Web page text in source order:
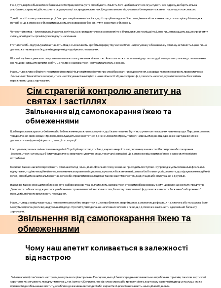
По-друге, варто обмежити себе в кількості страв, які плануєте спробувати. Замість того щоб намагатися скуштувати все одразу, виберіть кілька
улюблених страв, які дійсно хочете скуштувати, і зосередьтесь на них. Це дозволить не відчувати себе перевантаженим і насолодитися смаком.
Третій спосіб – контролювати порції. Використовуйте менші тарілки, щоб порції виглядали більшими, і намагайтеся не накладати на тарілку більше, ніж
потрібно. Це допоможе обмежити кількість споживаної їжі без відчуття жорстких обмежень.
Четвертий метод – їсти повільно. Насолоджуйтесь кожним шматочком, розмовляйте з близькими, не поспішайте. Це не лише покращить ваше сприйняття
смаку, але й дасть організму час відчути насичення.
П’ятий спосіб – підтримувати активність. Якщо є можливість, зробіть перерву під час застілля на прогулянку або невелику фізичну активність. Це не лише
допоможе переварити їжу, але і відверне від надмірного споживання.
Шостий варіант – уникати спокуси вживати алкоголь у великих кількостях. Алкоголь може посилити відчуття голоду і знижує контроль над споживанням
їжі. Якщо ви вирішите випити, робіть це помірно і намагайтеся чергувати алкоголь з водою.
Нарешті, важливо зберігати позитивний настрій. Не думайте про їжу як про спосіб розваги чи задоволення, а скоріше як про можливість провести час з
близькими. Намагайтеся зосередитися на спілкуванні та емоціях, а не на кількості з’їдених страв. Це дозволить насолоджуватися святом без зайвих
переживань щодо харчування.
Сім стратегій контролю апетиту на
святах і застіллях
Звільнення від самопокарання їжею та
обмеженнями
Щоб перестати карати себе їжею або її обмеженням, важливо зрозуміти, що їжа не повинна бути інструментом покарання чи винагороди. Першим кроком є
усвідомлення своїх емоцій і тригерів, які змушують вас звертатися до їжі в моменти стресу, тривоги чи вины. Ведення щоденника харчування може
допомогти вам ідентифікувати ці емоції та ситуації.
Наступним кроком є зміна ставлення до їжі. Спробуйте розглядати її як джерело енергії та задоволення, а не як спосіб контролю або покарання.
Зосередьтеся на тому, щоб їсти усвідомлено, звертаючи увагу на смак, текстуру і запах їжі. Це допоможе відновити зв'язок з власним тілом і його
потребами.
Корисно також навчитися розрізняти фізичний голод і емоційний. Фізичний голод зазвичай приходить поступово і супроводжується певними фізичними
відчуттями, тоді як емоційний голод може виникати раптово і супроводжуватися бажанням втішити себе. Коли ви усвідомлюєте, що відчуваєте емоційний
голод, спробуйте знайти альтернативні способи справлятися з емоціями, такі як заняття спортом, медитація або спілкування з друзями.
Важливо також зменшити обмеження та заборони в харчуванні. Натомість намагайтеся створити збалансовану дієту, що включає всі групи продуктів.
Дозвольте собі насолоджуватися улюбленими стравами в помірних кількостях, без почуття провини. Це допоможе знизити бажання "заборонених"
продуктів, які часто викликають переїдання.
Нарешті, якщо ви відчуваєте, що не можете самостійно впоратися з цією проблемою, зверніться за допомогою до фахівця – дієтолога або психолога. Вони
можуть запропонувати індивідуальний підхід і стратегії для подолання негативних зв’язків з їжею, що допоможе вам знайти здоровіший баланс у
харчуванні.
Звільнення від самопокарання їжею та
обмеженнями
Чому наш апетит коливається в залежності
від настрою
Зміни в апетиті, пов'язані з настроєм, можуть мати різні причини. По-перше, емоції безпосередньо впливають на вироблення гормонів, таких як кортизол і
серотонін, які регулюють як відчуття голоду, так і ситості. Коли людина відчуває стрес або тривогу, рівень кортизолу зазвичай підвищується, що може
призвести до збільшення апетиту, особливо до вживання солодкої або жирної їжі. Це часто називають «емоційним їдінням».